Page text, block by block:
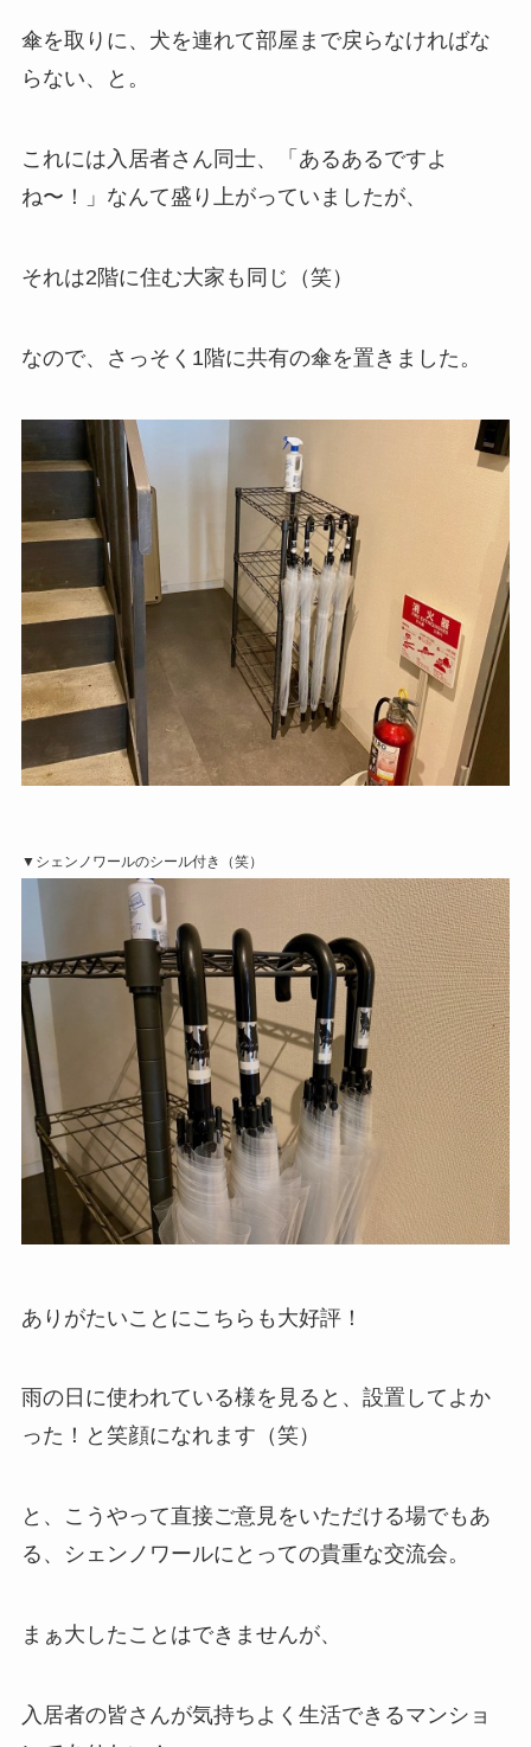
傘を取りに、犬を連れて部屋まで戻らなければな
らない、と。
これには入居者さん同士、「あるあるですよ
ね〜！」なんて盛り上がっていましたが、
それは2階に住む大家も同じ（笑）
なので、さっそく1階に共有の傘を置きました。
▼シェンノワールのシール付き（笑）
ありがたいことにこちらも大好評！
雨の日に使われている様を見ると、設置してよか
った！と笑顔になれます（笑）
と、こうやって直接ご意見をいただける場でもあ
る、シェンノワールにとっての貴重な交流会。
まぁ大したことはできませんが、
入居者の皆さんが気持ちよく生活できるマンショ